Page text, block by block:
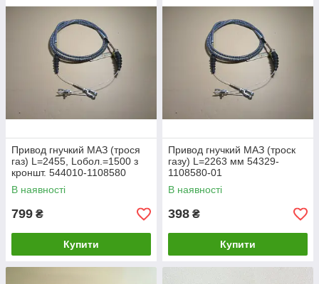
Привод гнучкий МАЗ (трося
газ) L=2455, Loбол.=1500 з
кроншт. 544010-1108580
В наявності
799 ₴
Купити
Привод гнучкий МАЗ (троск
газу) L=2263 мм 54329-
1108580-01
В наявності
398 ₴
Купити